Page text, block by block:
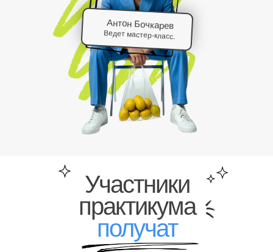
Антон Бочкарев
Ведет мастер-класс.
Участники
практикума
получат